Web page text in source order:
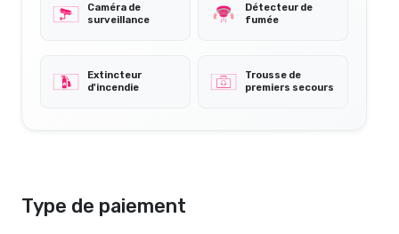
Caméra de
surveillance
Détecteur de
fumée
Extincteur
d'incendie
Trousse de
premiers secours
Type de paiement